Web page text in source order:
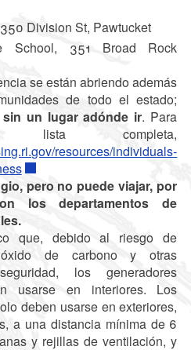
Division St, Pawtucket
School, 351 Broad Rock
se están abriendo además
de todo el estado;
un lugar adónde ir. Para
lista completa,
resources/individuals-
pero no puede viajar, por
los departamentos de
que, debido al riesgo de
de carbono y otras
los generadores
usarse en interiores. Los
deben usarse en exteriores,
a una distancia mínima de 6
y rejillas de ventilación, y